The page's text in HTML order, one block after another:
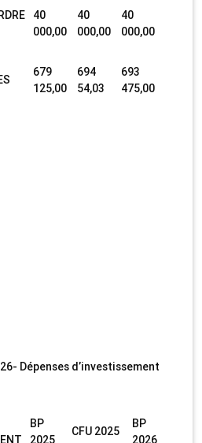
40
000,00
40
000,00
40
000,00
679
125,00
694
54,03
693
475,00
Dépenses d’investissement
BP
2025
CFU 2025
BP
2026